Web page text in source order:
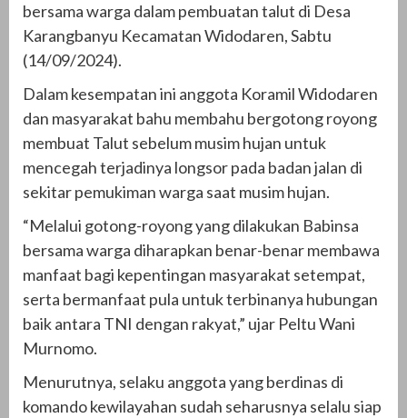
bersama warga dalam pembuatan talut di Desa
Karangbanyu Kecamatan Widodaren, Sabtu
(14/09/2024).
Dalam kesempatan ini anggota Koramil Widodaren
dan masyarakat bahu membahu bergotong royong
membuat Talut sebelum musim hujan untuk
mencegah terjadinya longsor pada badan jalan di
sekitar pemukiman warga saat musim hujan.
“Melalui gotong-royong yang dilakukan Babinsa
bersama warga diharapkan benar-benar membawa
manfaat bagi kepentingan masyarakat setempat,
serta bermanfaat pula untuk terbinanya hubungan
baik antara TNI dengan rakyat,” ujar Peltu Wani
Murnomo.
Menurutnya, selaku anggota yang berdinas di
komando kewilayahan sudah seharusnya selalu siap